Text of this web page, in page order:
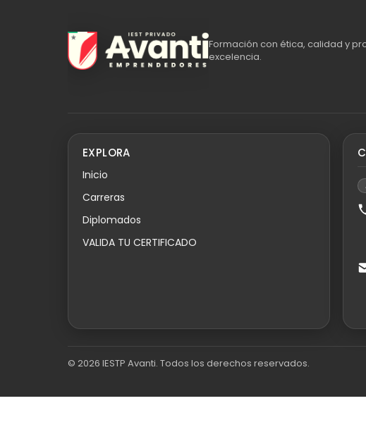
Formación con ética, calidad y
excelencia.
EXPLORA
Inicio
Carreras
Diplomados
VALIDA TU CERTIFICADO
© 2026 IESTP Avanti. Todos los derechos reservados.